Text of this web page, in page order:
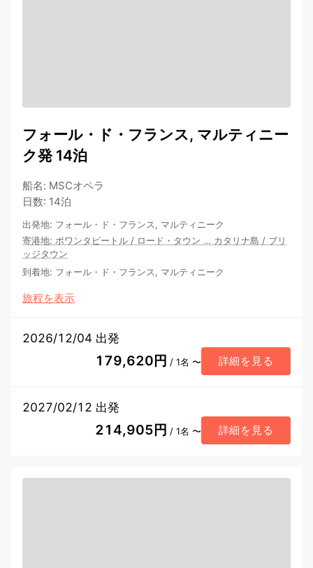
フォール・ド・フランス, マルティニー
ク発 14泊
船名: MSCオペラ
日数: 14泊
出発地: フォール・ド・フランス, マルティニーク
寄港地: ポワンタピートル / ロード・タウン … カタリナ島 / ブリ
ッジタウン
到着地: フォール・ド・フランス, マルティニーク
旅程を表示
2026/12/04 出発
179,620円 / 1名 〜 詳細を見る
2027/02/12 出発
214,905円 / 1名 〜 詳細を見る